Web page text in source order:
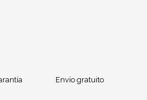
Envío gratuito